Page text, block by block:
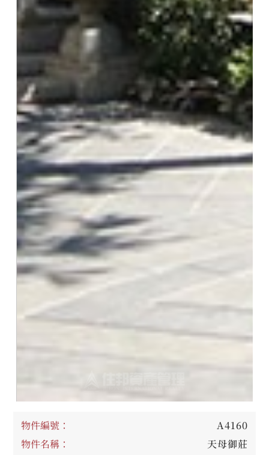
物件編號：
A4160
物件名稱：
天母御莊